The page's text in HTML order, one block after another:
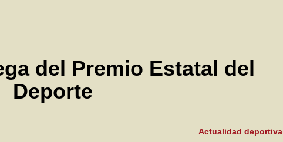
del Premio Estatal del
Deporte
Actualidad deportiva